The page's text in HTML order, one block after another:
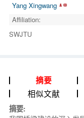
Yang Xingwang
Affiliation:
SWJTU
摘要
相似文献
摘要: